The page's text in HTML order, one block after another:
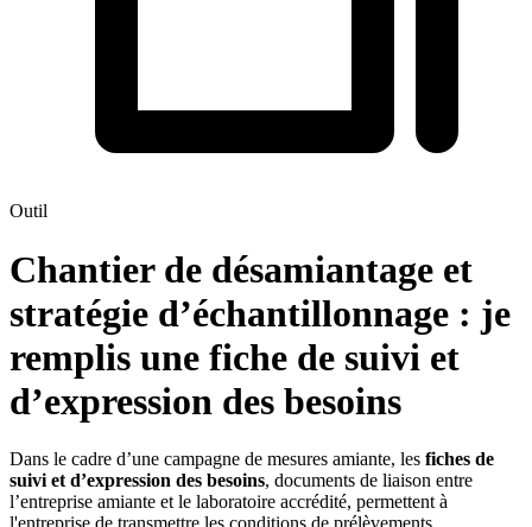
Outil
Chantier de désamiantage et
stratégie d’échantillonnage : je
remplis une fiche de suivi et
d’expression des besoins
Dans le cadre d’une campagne de mesures amiante, les fiches de
suivi et d’expression des besoins, documents de liaison entre
l’entreprise amiante et le laboratoire accrédité, permettent à